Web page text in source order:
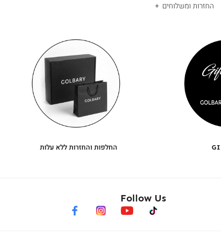
החזרות ומשלוחים
תומך
מכירה
עיגולים
(4)
החלפות והחזרות ללא עלות
Follow Us
facebook instagram youtube tiktok